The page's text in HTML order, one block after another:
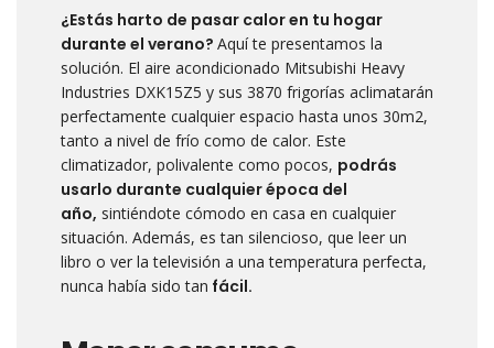
¿Estás harto de pasar calor en tu hogar
durante el verano? Aquí te presentamos la
solución. El aire acondicionado Mitsubishi Heavy
Industries DXK15Z5 y sus 3870 frigorías aclimatarán
perfectamente cualquier espacio hasta unos 30m2,
tanto a nivel de frío como de calor. Este
climatizador, polivalente como pocos, podrás
usarlo durante cualquier época del
año, sintiéndote cómodo en casa en cualquier
situación. Además, es tan silencioso, que leer un
libro o ver la televisión a una temperatura perfecta,
nunca había sido tan fácil.